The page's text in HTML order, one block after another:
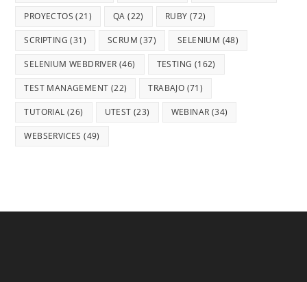
PROYECTOS (21) QA (22) RUBY (72)
SCRIPTING (31) SCRUM (37) SELENIUM (48)
SELENIUM WEBDRIVER (46) TESTING (162)
TEST MANAGEMENT (22) TRABAJO (71)
TUTORIAL (26) UTEST (23) WEBINAR (34)
WEBSERVICES (49)